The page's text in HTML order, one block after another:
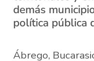
demás
política pública
Ábrego,